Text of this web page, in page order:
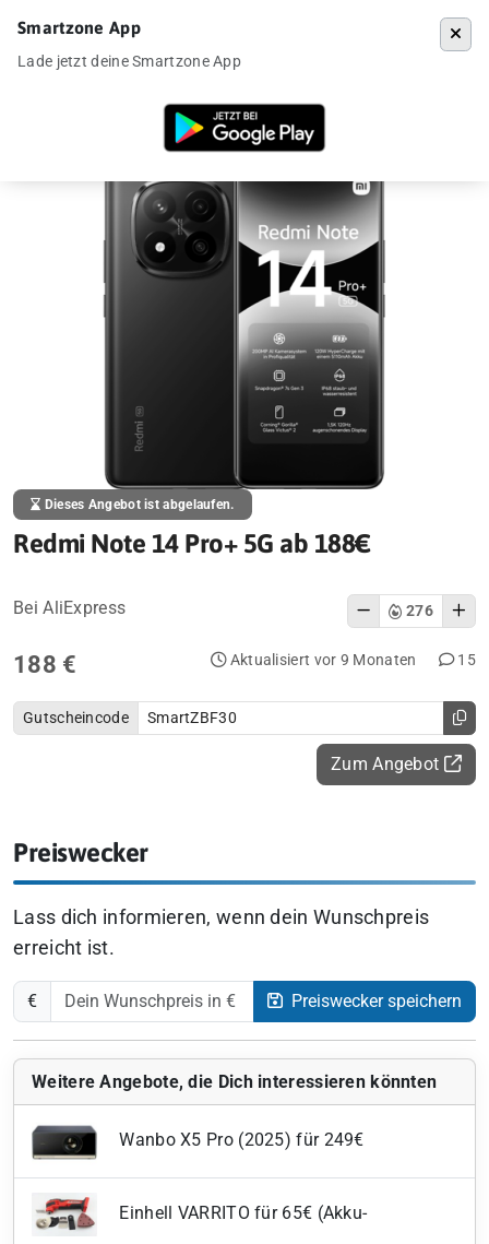
»Redmi Note 14 Pro+ 5G ab 188€
Dieses Angebot ist abgelaufen.
Redmi Note 14 Pro+ 5G ab 188€
Bei AliExpress 276
188 € Aktualisiert vor 9 Monaten 15
Gutscheincode SmartZBF30
Zum Angebot
Preiswecker
Lass dich informieren, wenn dein Wunschpreis
erreicht ist.
€ Preiswecker speichern
Weitere Angebote, die Dich interessieren könnten
Wanbo X5 Pro (2025) für 249€
Einhell VARRITO für 65€ (Akku-
Smartzone App
Lade jetzt deine Smartzone App